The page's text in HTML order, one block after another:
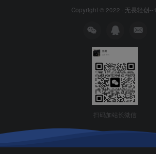
Copyright © 2022 · 无畏轻创--1
扫码加站长微信